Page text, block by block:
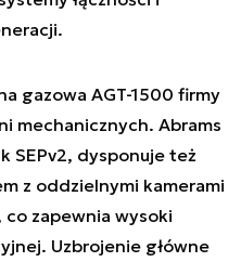
gazowa AGT-1500 firmy
mechanicznych. Abrams
SEPv2, dysponuje też
z oddzielnymi kamerami
zapewnia wysoki
Uzbrojenie główne